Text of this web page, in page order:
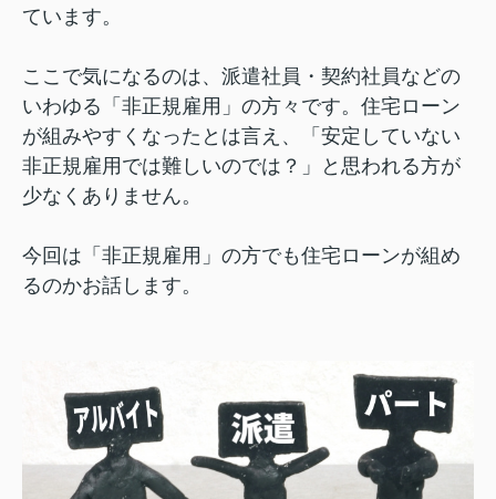
ています。
ここで気になるのは、派遣社員・契約社員などの
いわゆる「非正規雇用」の方々です。住宅ローン
が組みやすくなったとは言え、「安定していない
非正規雇用では難しいのでは？」と思われる方が
少なくありません。
今回は「非正規雇用」の方でも住宅ローンが組め
るのかお話します。